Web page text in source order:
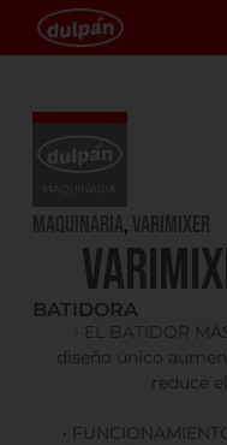
Maquinaria, Varimixer
BATIDORA
• EL BATIDOR
diseño único
reduce
•